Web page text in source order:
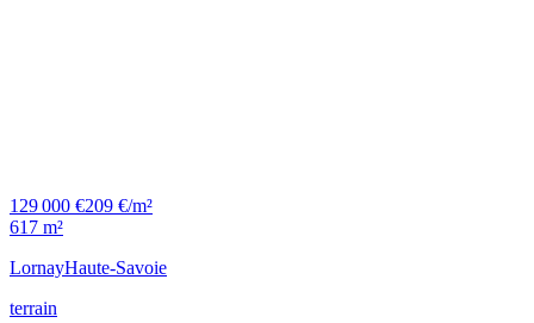
129 000 €209 €/m²
617 m²
LornayHaute-Savoie
terrain